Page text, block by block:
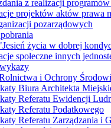
z realizacji programów
projektów aktów prawa
pozarządowych
życia w dobrej
społeczne innych
i Ochrony
Biura Architekta
Referatu Ewidencji
Referatu Podatkowego
Referatu Zarządzania i